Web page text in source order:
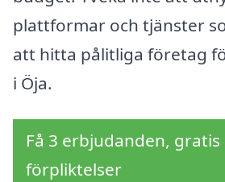
plattformar och tjänster
att hitta pålitliga företag
i Öja.
Få 3 erbjudanden,
förpliktelser